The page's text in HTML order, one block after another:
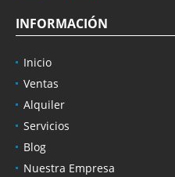
INFORMACIÓN
Inicio
Ventas
Alquiler
Servicios
Blog
Nuestra Empresa